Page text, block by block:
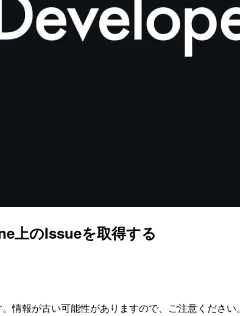
上のIssueを取得する
情報が古い可能性がありますので、ご注意ください。